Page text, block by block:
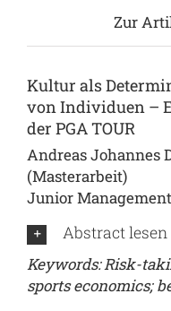
Zur
Kultur als
von Individuen –
der PGA TOUR
Andreas Johannes
(Masterarbeit)
Junior Management
Abstract lesen
Keywords: Risk-
sports economics;